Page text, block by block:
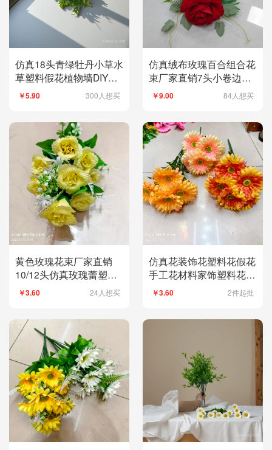
仿真18头青绿牡丹小草水
草塑料假花植物墙DIY装
饰工艺仿真绿植水草仿真
绿植仿真绿植现货补柜
￥5.90 300人想买
仿真绒布玫瑰百合组合花
束厂家直销7头小卷边包
裹玫瑰塑料花假花绢花人
造花婚庆室内外DIY装饰
￥9.00 84人想买
黄色玫瑰花束厂家直销
10/12头仿真玫瑰蕾塑料
花假花绢花人造花婚庆室
内外DIY装饰花拍摄道具
￥3.60 24人想买
仿真花装饰花塑料花假花
手工花材料家饰塑料花仿
真7头弗朗菊绢花塑料花
假花婚庆DIY手工花人造
￥3.60 2件起批